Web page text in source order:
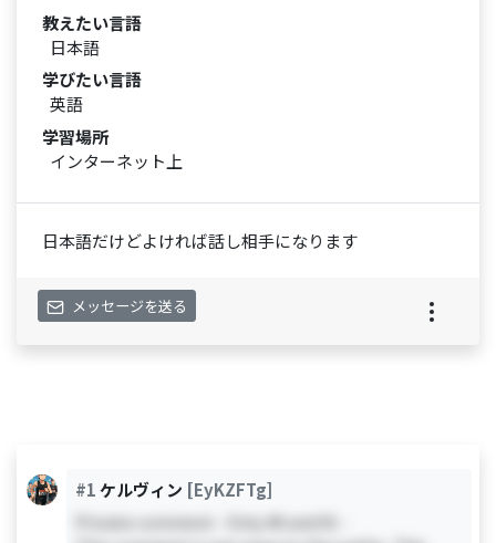
教えたい言語
日本語
学びたい言語
英語
学習場所
インターネット上
日本語だけどよければ話し相手になります
メッセージを送る
#1ケルヴィン [EyKZFTg]
Private comment - Only #0 and #1 -